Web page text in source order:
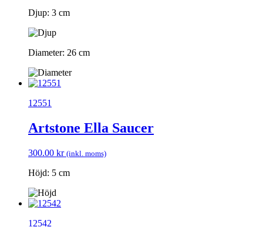
Djup: 3 cm
Diameter: 26 cm
12551
Artstone Ella Saucer
300.00 kr (inkl. moms)
Höjd: 5 cm
12542